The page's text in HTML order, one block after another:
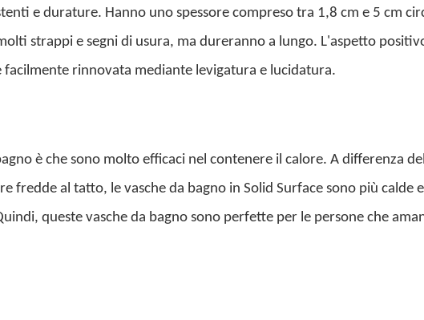
e durature. Hanno uno spessore compreso tra 1,8 cm e 5 cm
strappi e segni di usura, ma dureranno a lungo. L'aspetto
facilmente rinnovata mediante levigatura e lucidatura.
è che sono molto efficaci nel contenere il calore. A differenza
fredde al tatto, le vasche da bagno in Solid Surface sono più calde e
queste vasche da bagno sono perfette per le persone che